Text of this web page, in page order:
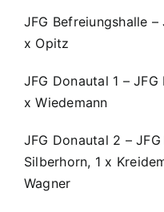
JFG Befreiungshalle –
x Opitz
JFG Donautal 1 –
x Wiedemann
JFG Donautal 2 –
Silberhorn, 1 x
Wagner